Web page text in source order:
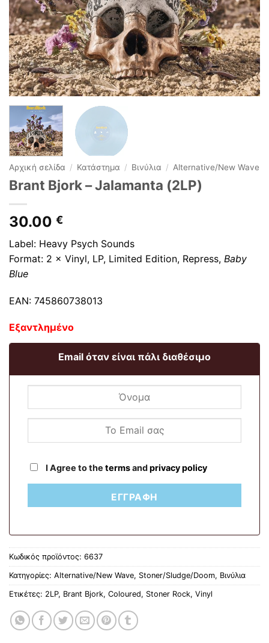
Αρχική σελίδα / Κατάστημα / Βινύλια / Alternative/New Wave
Brant Bjork ‎– Jalamanta (2LP)
30.00 €
Label: Heavy Psych Sounds
Format: 2 × Vinyl, LP, Limited Edition, Repress, Baby
Blue
EAN: 745860738013
Εξαντλημένο
Email όταν είναι πάλι διαθέσιμο
I Agree to the termsandprivacy policy
ΕΓΓΡΑΦΉ
Κωδικός προϊόντος: 6637
Κατηγορίες: Alternative/New Wave, Stoner/Sludge/Doom, Βινύλια
Ετικέτες: 2LP, Brant Bjork, Coloured, Stoner Rock, Vinyl